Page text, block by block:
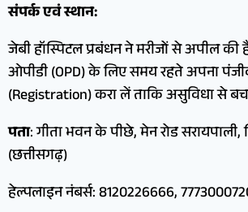
संपर्क एवं स्थान:
जेबी हॉस्पिटल प्रबंधन ने मरीजों से अपील की
ओपीडी (OPD) के लिए समय रहते अपना
(Registration) करा लें ताकि असुविधा से
पता: गीता भवन के पीछे, मेन रोड
(छत्तीसगढ़)
हेल्पलाइन नंबर्स: 8120226666,